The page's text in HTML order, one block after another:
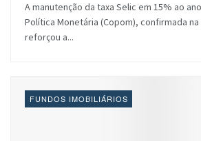
A manutenção da taxa Selic em 15% ao
Política Monetária (Copom), confirmada
reforçou a...
FUNDOS IMOBILIÁRIOS